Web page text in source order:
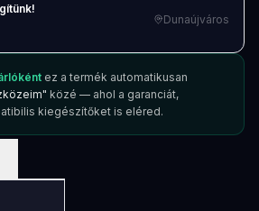
Dunaújváros
ez a termék automatikusan
közé — ahol a garanciát,
kiegészítőket is eléred.